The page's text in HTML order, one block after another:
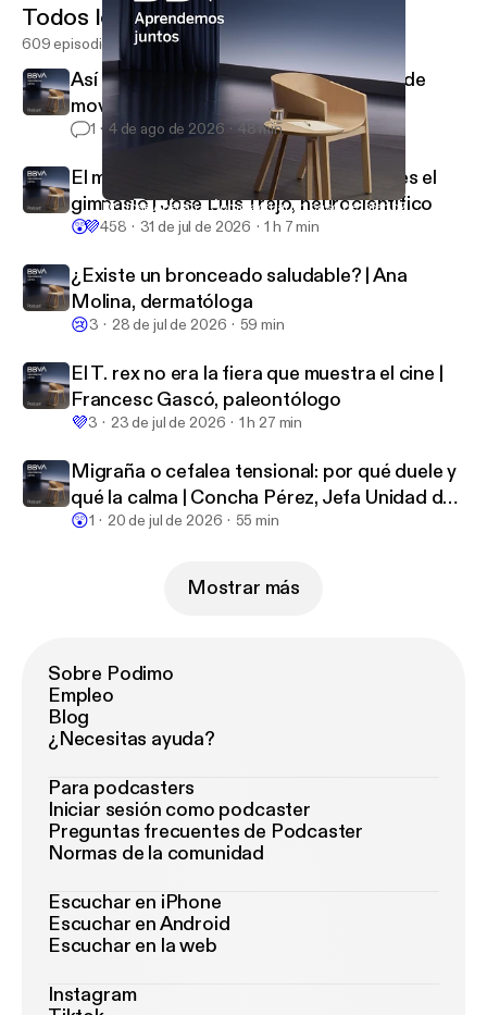
Dr. Jose Abellán: ¿Cómo actuar en caso de infarto?
BBVA Aprendemos juntos
Todos los episodios
609 episodios
Así reacciona tu cuerpo cuando dejas de
moverte | Inés Moreno, traumatóloga
1 4 de ago de 2026 48 min
El mejor lugar para hacer ejercicio no es el
gimnasio | José Luis Trejo, neurocientífico
😲💜458 31 de jul de 2026 1 h 7 min
¿Existe un bronceado saludable? | Ana
Molina, dermatóloga
😢3 28 de jul de 2026 59 min
El T. rex no era la fiera que muestra el cine |
Francesc Gascó, paleontólogo
💜3 23 de jul de 2026 1 h 27 min
Migraña o cefalea tensional: por qué duele y
qué la calma | Concha Pérez, Jefa Unidad del
Dolor
😲1 20 de jul de 2026 55 min
Mostrar más
Sobre Podimo
Empleo
Blog
¿Necesitas ayuda?
Para podcasters
Iniciar sesión como podcaster
Preguntas frecuentes de Podcaster
Normas de la comunidad
Escuchar en iPhone
Escuchar en Android
Escuchar en la web
Instagram